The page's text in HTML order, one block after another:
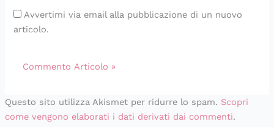
Avvertimi via email alla pubblicazione di un nuovo
articolo.
Questo sito utilizza Akismet per ridurre lo spam. Scopri
come vengono elaborati i dati derivati dai commenti.